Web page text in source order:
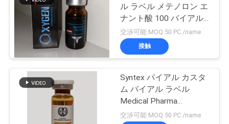
ス
場
薬のびんのラベル
ル ラベル メテノロン エ
ナント酸 100 バイアル
ラベル
交渉可能 MOQ:50 PC /name
接触
Syntex バイアル カスタ
ム バイアル ラベル
Medical Pharma
Laboratories ラベル デザ
交渉可能 MOQ:50 PC /name